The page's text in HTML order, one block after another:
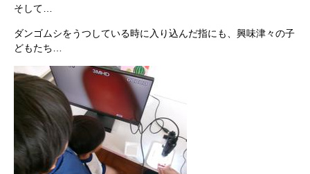
そして…
ダンゴムシをうつしている時に入り込んだ指にも、興味津々の子
どもたち…